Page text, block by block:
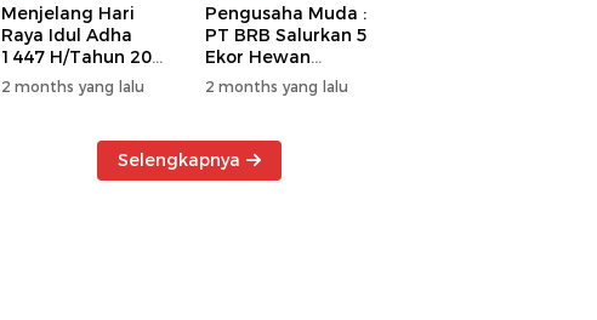
Menjelang Hari
Raya Idul Adha
1447 H/Tahun 2026
M, PT BRB Salurkan
5 Ekor Hewan
2 months yang lalu
Pengusaha Muda :
PT BRB Salurkan 5
Ekor Hewan
Kurban Kepada
Warga Khususnya
Operasional
2 months yang lalu
Selengkapnya